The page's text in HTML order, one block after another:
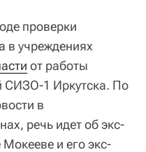
проверки
в учреждениях
от работы
СИЗО-1 Иркутска. По
в
речь идет об экс-
и его экс-